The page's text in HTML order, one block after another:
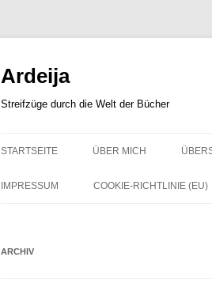
Ardeija
Streifzüge durch die Welt der Bücher
STARTSEITE ÜBER MICH
IMPRESSUM COOKIE-RICHTLINIE (EU)
ARCHIV